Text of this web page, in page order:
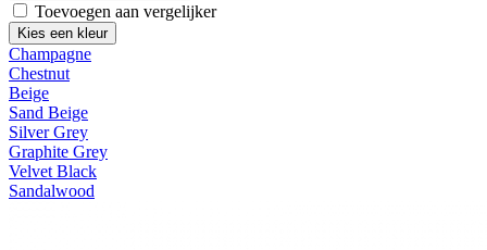
Toevoegen aan vergelijker
Kies een kleur
Champagne
Chestnut
Beige
Sand Beige
Silver Grey
Graphite Grey
Velvet Black
Sandalwood